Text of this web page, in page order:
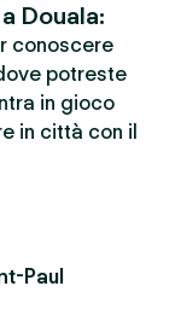
Douala:
conoscere
potreste
in gioco
in città con il
Paul